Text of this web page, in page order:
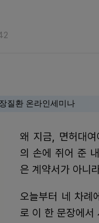
질환 온라인세미나
왜 지금, 면허대
의 손에 쥐어 준
은 계약서가 아니
오늘부터 네 차례
로 이 한 문장에서